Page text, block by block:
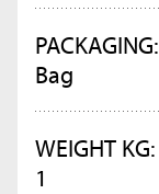
PACKAGING:
Bag
WEIGHT KG:
1